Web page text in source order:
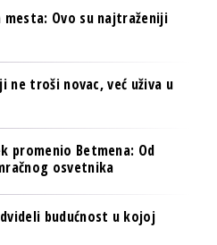
Ovo su najtraženiji
ne troši novac, već uživa u
promenio Betmena: Od
osvetnika
budućnost u kojoj